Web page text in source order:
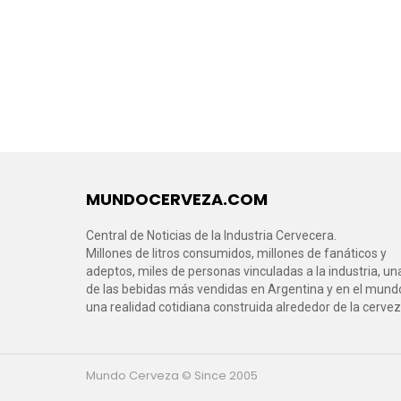
MUNDOCERVEZA.COM
Central de Noticias de la Industria Cervecera.
Millones de litros consumidos, millones de fanáticos y
adeptos, miles de personas vinculadas a la industria,
de las bebidas más vendidas en Argentina y en el
una realidad cotidiana construida alrededor de la
Mundo Cerveza © Since 2005